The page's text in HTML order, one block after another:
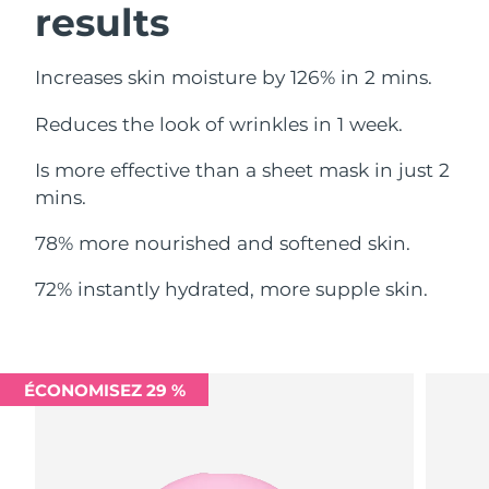
results
Increases skin moisture by 126% in 2 mins.
Reduces the look of wrinkles in 1 week.
Is more effective than a sheet mask in just 2
mins.
78% more nourished and softened skin.
72% instantly hydrated, more supple skin.
ÉCONOMISEZ 29 %
Porto Rico
Qatar Livraison estimée 8/12/26
La Réunion Livraison estimée 8/16/26
Russie